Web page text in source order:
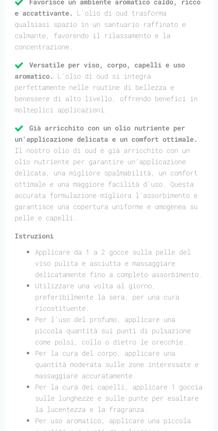
Favorisce un ambiente aromatico caldo, ricco
e accattivante. L'olio di oud trasforma
qualsiasi spazio in un santuario raffinato e
calmante, favorendo il rilassamento e la
concentrazione.
Versatile per viso, corpo, capelli e uso
aromatico. L'olio di oud si integra
perfettamente nelle routine di bellezza e
benessere di alto livello, offrendo benefici in
molteplici applicazioni.
Già arricchito con un olio nutriente per
un'applicazione delicata e un comfort ottimale.
Il nostro olio di oud è già arricchito con un
olio nutriente per garantire un'applicazione
delicata, una migliore spalmabilità, un comfort
ottimale e una maggiore facilità d'uso. Questa
accurata formulazione migliora l'assorbimento e
garantisce una copertura uniforme e omogenea su
pelle e capelli.
Istruzioni
Applicare da 1 a 2 gocce sulla pelle del
viso pulita e asciutta e massaggiare
delicatamente fino a completo assorbimento.
Utilizzare una volta al giorno,
preferibilmente la sera, per una cura
ricostituente.
Per l'uso del profumo, applicare una
piccola quantità sui punti di pulsazione
come polsi, collo o dietro le orecchie.
Per la cura del corpo, applicare una
quantità moderata sulle zone interessate e
massaggiare accuratamente.
Per la cura dei capelli, applicare 1 goccia
sulle lunghezze e sulle punte per esaltare
la lucentezza e la fragranza.
Per uso aromatico, applicare una piccola